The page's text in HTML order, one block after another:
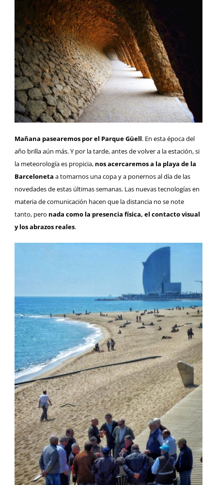
Mañana pasearemos por el Parque Güell. En esta época del
año brilla aún más. Y por la tarde, antes de volver a la estación, si
la meteorología es propicia, nos acercaremos a la playa de la
Barceloneta a tomarnos una copa y a ponernos al día de las
novedades de estas últimas semanas. Las nuevas tecnologías en
materia de comunicación hacen que la distancia no se note
tanto, pero nada como la presencia física, el contacto visual
y los abrazos reales.